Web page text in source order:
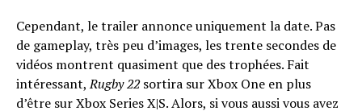
Cependant, le trailer annonce uniquement la date. Pas
de gameplay, très peu d’images, les trente secondes de
vidéos montrent quasiment que des trophées. Fait
intéressant,Rugby 22sortira sur Xbox One en plus
d’être sur Xbox Series X|S. Alors, si vous aussi vous avez